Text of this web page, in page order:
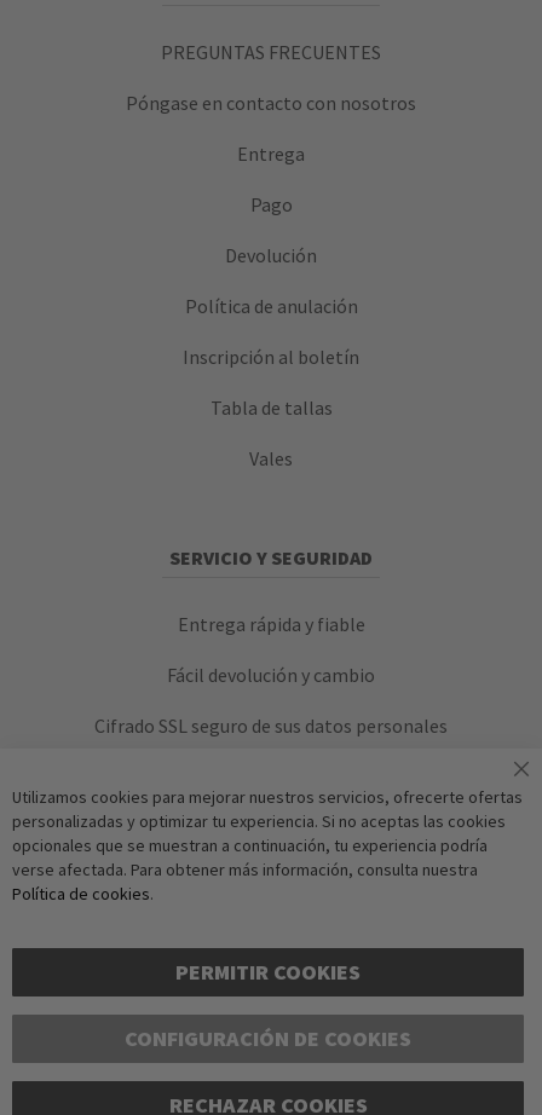
PREGUNTAS FRECUENTES
Póngase en contacto con nosotros
Entrega
Pago
Devolución
Política de anulación
Inscripción al boletín
Tabla de tallas
Vales
SERVICIO Y SEGURIDAD
Entrega rápida y fiable
Fácil devolución y cambio
Cifrado SSL seguro de sus datos personales
Haga clic para iniciar la
Copyright © 2016-2026 dagmarfischer mode. Todos los derechos reservados. Todos
Utilizamos cookies para mejorar nuestros servicios, ofrecerte ofertas
personalizadas y optimizar tu experiencia. Si no aceptas las cookies
opcionales que se muestran a continuación, tu experiencia podría
verse afectada. Para obtener más información, consulta nuestra
Política de cookies.
PERMITIR COOKIES
CONFIGURACIÓN DE COOKIES
RECHAZAR COOKIES